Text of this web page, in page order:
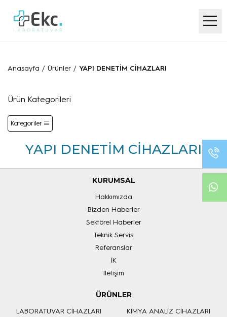
Anasayfa / Ürünler / YAPI DENETİM CİHAZLARI
Ürün Kategorileri
Kategoriler
YAPI DENETİM CİHAZLARI
KURUMSAL
Hakkımızda
Bizden Haberler
Sektörel Haberler
Teknik Servis
Referanslar
İK
İletişim
ÜRÜNLER
LABORATUVAR CİHAZLARI
KİMYA ANALİZ CİHAZLARI